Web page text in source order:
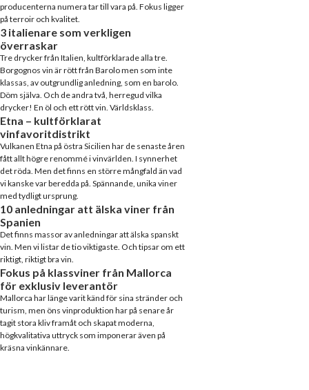
producenterna numera tar till vara på. Fokus ligger
på terroir och kvalitet.
3 italienare som verkligen
överraskar
Tre drycker från Italien, kultförklarade alla tre.
Borgognos vin är rött från Barolo men som inte
klassas, av outgrundlig anledning, som en barolo.
Döm själva. Och de andra två, herregud vilka
drycker! En öl och ett rött vin. Världsklass.
Etna – kultförklarat
vinfavoritdistrikt
Vulkanen Etna på östra Sicilien har de senaste åren
fått allt högre renommé i vinvärlden. I synnerhet
det röda. Men det finns en större mångfald än vad
vi kanske var beredda på. Spännande, unika viner
med tydligt ursprung.
10 anledningar att älska viner från
Spanien
Det finns massor av anledningar att älska spanskt
vin. Men vi listar de tio viktigaste. Och tipsar om ett
riktigt, riktigt bra vin.
Fokus på klassviner från Mallorca
för exklusiv leverantör
Mallorca har länge varit känd för sina stränder och
turism, men öns vinproduktion har på senare år
tagit stora kliv framåt och skapat moderna,
högkvalitativa uttryck som imponerar även på
kräsna vinkännare.